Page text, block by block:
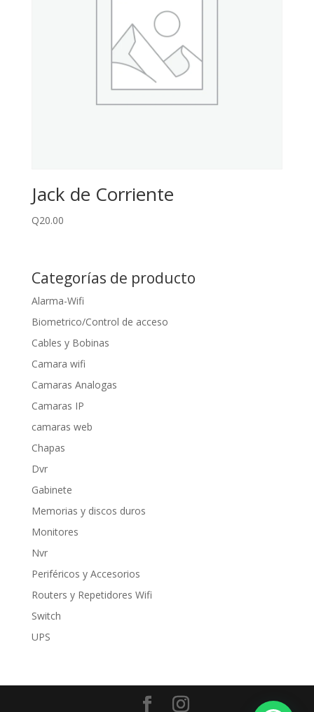
Jack de Corriente
Q20.00
Categorías de producto
Alarma-Wifi
Biometrico/Control de acceso
Cables y Bobinas
Camara wifi
Camaras Analogas
Camaras IP
camaras web
Chapas
Dvr
Gabinete
Memorias y discos duros
Monitores
Nvr
Periféricos y Accesorios
Routers y Repetidores Wifi
Switch
UPS